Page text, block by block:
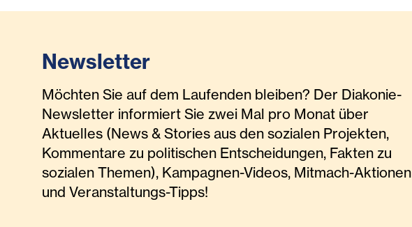
Newsletter
Möchten Sie auf dem Laufenden bleiben? Der Diakonie-
Newsletter informiert Sie zwei Mal pro Monat über
Aktuelles (News & Stories aus den sozialen Projekten,
Kommentare zu politischen Entscheidungen, Fakten zu
sozialen Themen), Kampagnen-Videos, Mitmach-Aktionen
und Veranstaltungs-Tipps!